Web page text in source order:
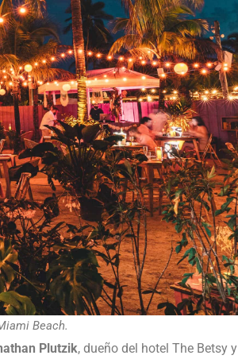
Beach.
Plutzik, dueño del hotel The Betsy y